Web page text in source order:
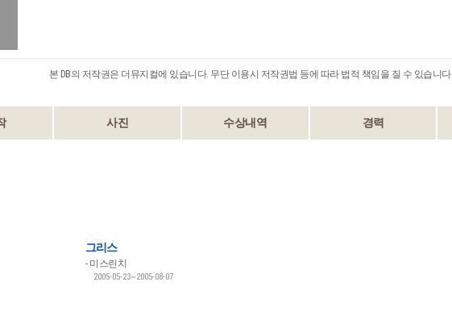
본 DB의 저작권은 더뮤지컬에 있습니다. 무단 이용시 저작권법 등에 따라 법적 책임을 질 수 있습니다.
사진 수상내역 경력
그리스
미스린치
2005-05-23~2005-08-07